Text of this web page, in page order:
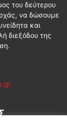
του δεύτερου
να δώσουμε
και
διεξόδου της